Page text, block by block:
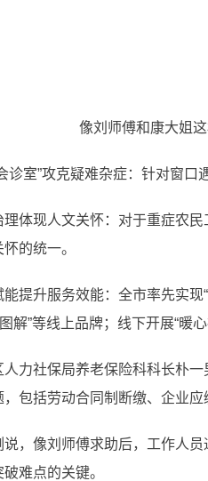
像刘师傅和康大姐这
室”攻克疑难杂症：针对窗口遇
现人文关怀：对于重症农民
的统一。
升服务效能：全市率先实现“
图解”等线上品牌；线下开展“暖
社保局养老保险科科长朴一
，包括劳动合同制断缴、企业应
像刘师傅求助后，工作人员通
难点的关键。